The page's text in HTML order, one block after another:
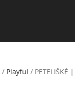
/ Playful / PETELIŠKĖ